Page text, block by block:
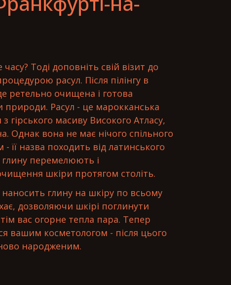
Тоді доповніть свій візит до
расул. Після пілінгу в
ретельно очищена і готова
Расул - це марокканська
гірського масиву Високого Атласу,
Однак вона не має нічого спільного
її назва походить від латинського
перемелюють і
шкіри протягом століть.
глину на шкіру по всьому
дозволяючи шкірі поглинути
вас огорне тепла пара. Тепер
вашим косметологом - після цього
народженим.